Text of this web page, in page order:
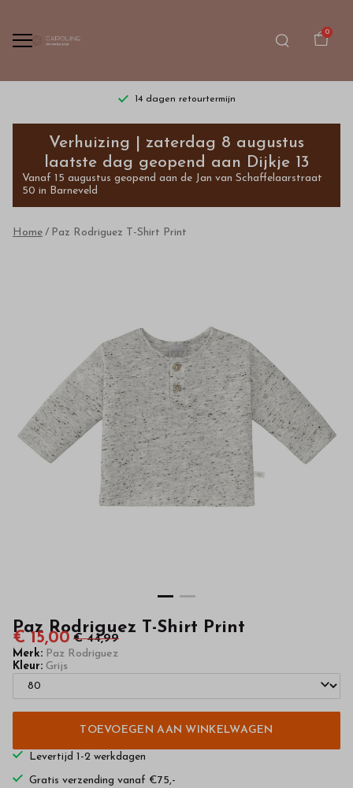
0
14 dagen retourtermijn
Paz
Rodriguez
T-
Shirt
kinderkleding
van
hoge
kwaliteit
Verhuizing | zaterdag 8 augustus
laatste dag geopend aan Dijkje 13
Vanaf 15 augustus geopend aan de Jan van Schaffelaarstraat
50 in Barneveld
Home Paz Rodriguez T-Shirt Print
Paz Rodriguez T-Shirt Print
€ 15,00 € 44,99
Merk: Paz Rodriguez
Kleur: Grijs
TOEVOEGEN AAN WINKELWAGEN
Levertijd 1-2 werkdagen
Gratis verzending vanaf €75,-